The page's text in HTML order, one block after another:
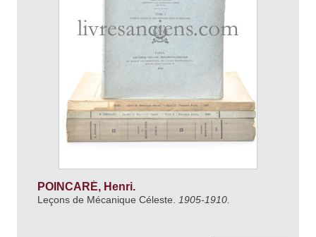
POINCARÉ, Henri.
Leçons de Mécanique Céleste. 1905-1910.